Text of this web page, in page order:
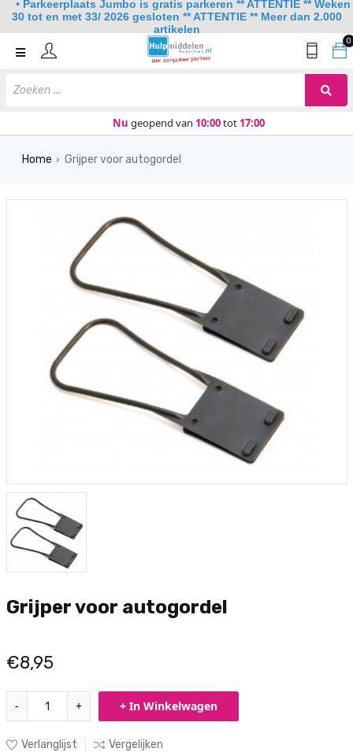
0
Nu geopend van 10:00tot 17:00
Home
Over ons
Home › Grijper voor autogordel
Grijper voor autogordel
€8,95
- + + In Winkelwagen
Verlanglijst Vergelijken
• Parkeerplaats Jumbo is gratis parkeren ** ATTENTIE ** Weken
30 tot en met 33/ 2026 gesloten ** ATTENTIE ** Meer dan 2.000
artikelen